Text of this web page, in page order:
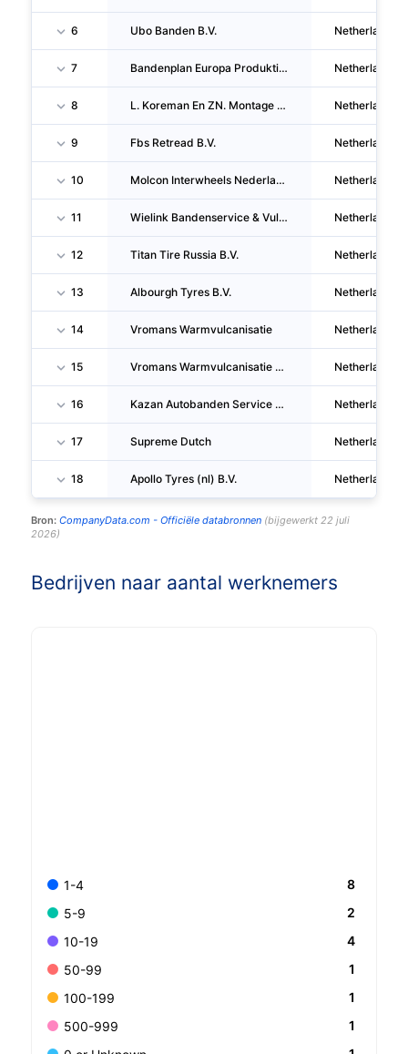
6 Ubo Banden B.V. Netherlands
7 Bandenplan Europa Produktie B.V. Netherlands
8 L. Koreman En ZN. Montage B.V. Netherlands
9 Fbs Retread B.V. Netherlands
10 Molcon Interwheels Nederland B.V. Netherlands
11 Wielink Bandenservice & Vulkanisatie B.V. Netherlands
12 Titan Tire Russia B.V. Netherlands
13 Albourgh Tyres B.V. Netherlands
14 Vromans Warmvulcanisatie Netherlands
15 Vromans Warmvulcanisatie B.V. Netherlands
16 Kazan Autobanden Service B.V. Netherlands
17 Supreme Dutch Netherlands
18 Apollo Tyres (nl) B.V. Netherlands
Bron: CompanyData.com - Officiële databronnen(bijgewerkt 22 juli
2026)
Bedrijven naar aantal werknemers
1-4
8
5-9
2
10-19
4
50-99
1
100-199
1
500-999
1